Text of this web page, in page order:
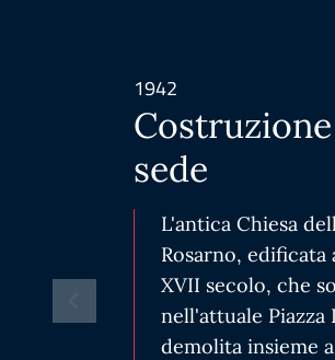
1942
sede
L'antica Chiesa
Rosarno, edificata
XVII secolo, che
nell'attuale Piazza
demolita insieme